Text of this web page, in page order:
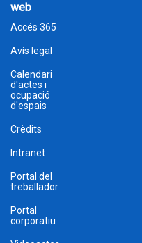
web
Accés 365
Avís legal
Calendari
d'actes i
ocupació
d'espais
Crèdits
Intranet
Portal del
treballador
Portal
corporatiu